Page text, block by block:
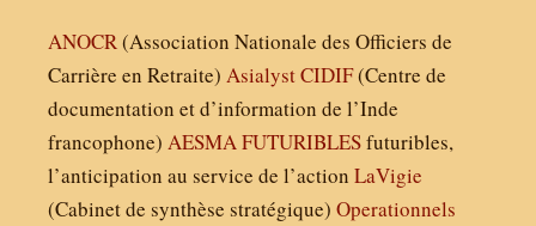
ANOCR (Association Nationale des Officiers de
Carrière en Retraite) AsialystCIDIF(Centre de
documentation et d’information de l’Inde
francophone) AESMA FUTURIBLESfuturibles,
l’anticipation au service de l’action LaVigie
(Cabinet de synthèse stratégique) Operationnels